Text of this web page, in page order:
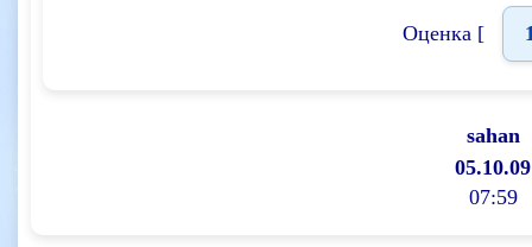
Оценка [
sahan
05.10.09
07:59